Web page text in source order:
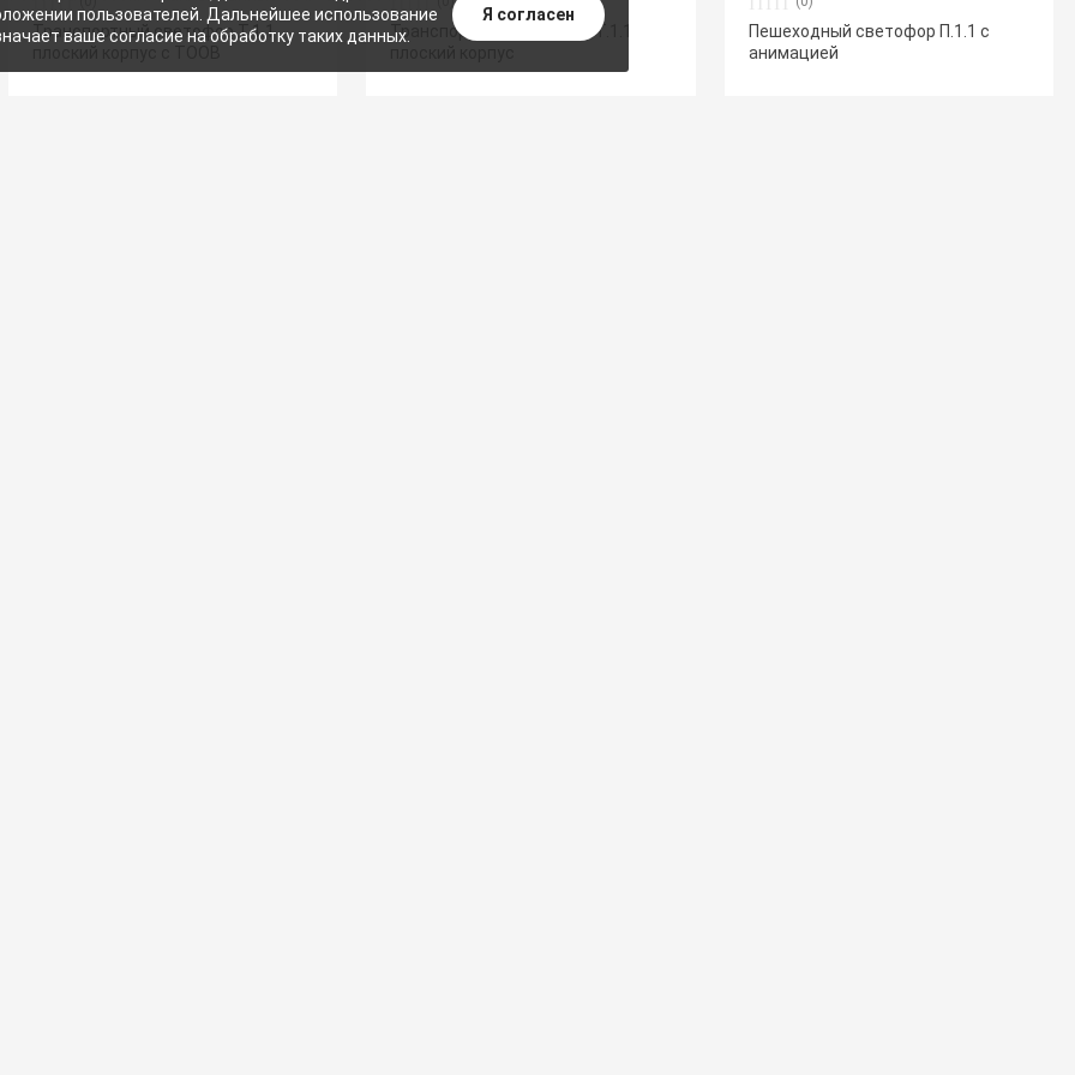
Транспортный светофор Т.1.1
Транспортный светофор Т.1.1
Пешеходный светофор П.1.1 с
анимацией
пользователей. Дальнейшее использование
ваше согласие на обработку таких данных.
Я согласен